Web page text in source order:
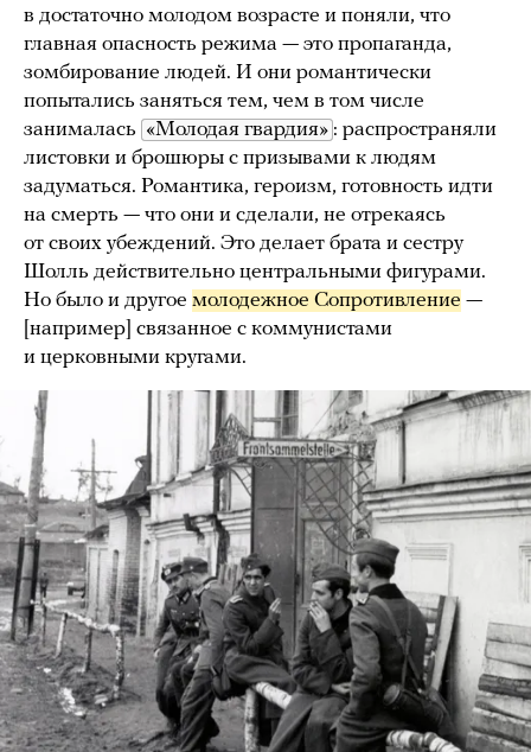
в достаточно молодом возрасте и поняли, что
главная опасность режима — это пропаганда,
зомбирование людей. И они романтически
попытались заняться тем, чем в том числе
занималась «Молодая гвардия» : распространяли
листовки и брошюры с призывами к людям
задуматься. Романтика, героизм, готовность идти
на смерть — что они и сделали, не отрекаясь
от своих убеждений. Это делает брата и сестру
Шолль действительно центральными фигурами.
Но было и другое молодежное Сопротивление —
[например] связанное с коммунистами
и церковными кругами.